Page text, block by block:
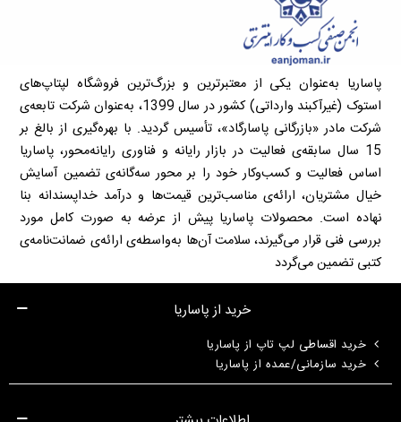
پاساریا به‌عنوان یکی از معتبرترین و بزرگ‌ترین فروشگاه لپتاپ‌های
استوک (غیرآکبند وارداتی) کشور در سال 1399، به‌عنوان شرکت تابعه‌ی
شرکت مادر «بازرگانی پاسارگاد»، تأسیس گردید. با بهره‌گیری از بالغ بر
15 سال سابقه‌ی فعالیت در بازار رایانه و فناوری رایانه‌محور، پاساریا
اساس فعالیت و کسب‌وکار خود را بر محور سه‌گانه‌ی تضمین آسایش
خیال مشتریان، ارائه‌ی مناسب‌ترین قیمت‌ها و درآمد خداپسندانه بنا
نهاده است. محصولات پاساریا پیش از عرضه به صورت کامل مورد
بررسی فنی قرار می‌گیرند، سلامت آن‌ها به‌واسطه‌ی ارائه‌ی ضمانت‌نامه‌ی
کتبی تضمین می‌گردد
خرید از پاساریا
خرید اقساطی لپ تاپ از پاساریا
خرید سازمانی/عمده از پاساریا